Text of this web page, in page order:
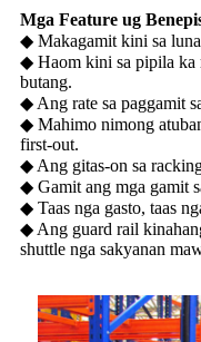
Mga Feature ug
◆ Makagamit kini sa
◆ Haom kini sa pipila ka
butang.
◆ Ang rate sa paggamit
◆ Mahimo nimong
first-out.
◆ Ang gitas-on sa
◆ Gamit ang mga gamit
◆ Taas nga gasto, taas
◆ Ang guard rail
shuttle nga sakyanan